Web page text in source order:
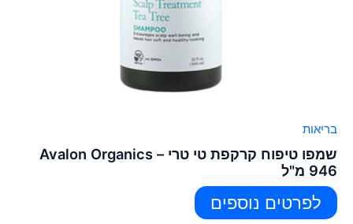
בריאות
שמפו טיפוח קרקפת טי טרי – Avalon Organics
946 מ"ל
לפרטים נוספים